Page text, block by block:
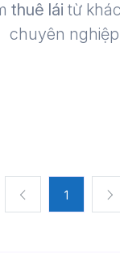
thuê lái từ
chuyên
1